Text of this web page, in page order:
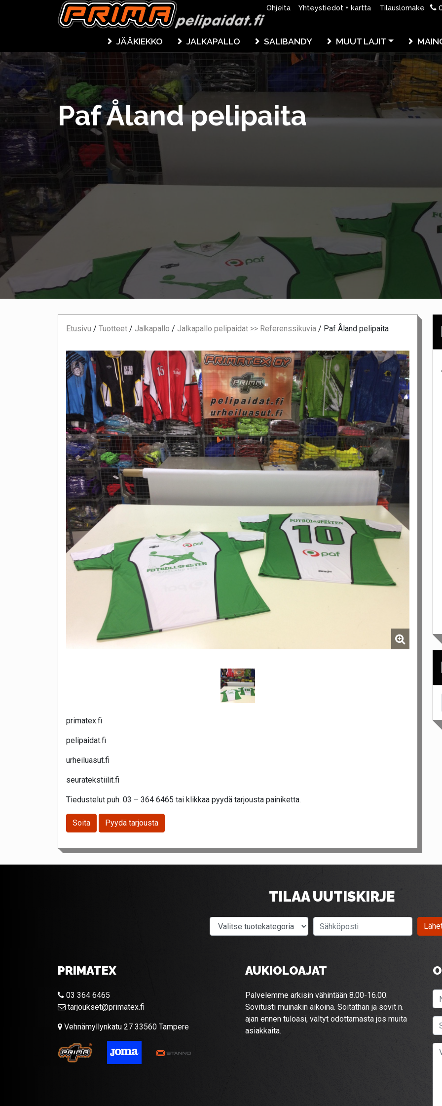
Ohjeita Yhteystiedot + kartta Tilauslomake
JÄÄKIEKKO JALKAPALLO SALIBANDY MUUT LAJIT
Paf Åland pelipaita
Etusivu / Tuotteet / Jalkapallo / Jalkapallo pelipaidat >> Referenssikuvia / Paf Åland pelipaita
primatex.fi
pelipaidat.fi
urheiluasut.fi
seuratekstiilit.fi
Tiedustelut puh. 03 – 364 6465 tai klikkaa pyydä tarjousta painiketta.
Soita Pyydä tarjousta
TILAA UUTISKIRJE
Valitse tuotekategoria
PRIMATEX
03 364 6465
tarjoukset@primatex.fi
Vehnämyllynkatu 27 33560 Tampere
AUKIOLOAJAT
Palvelemme arkisin vähintään 8.00-16.00.
Sovitusti muinakin aikoina. Soitathan ja sovit n.
ajan ennen tuloasi, vältyt odottamasta jos muita
asiakkaita.